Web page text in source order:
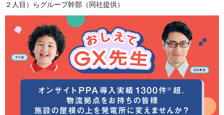
２人目）らグループ幹部（同社提供）